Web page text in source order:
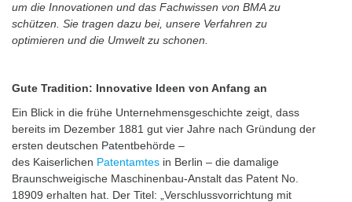
um die Innovationen und das Fachwissen von BMA zu
schützen. Sie tragen dazu bei, unsere Verfahren zu
optimieren und die Umwelt zu schonen.
Gute Tradition: Innovative Ideen von Anfang an
Ein Blick in die frühe Unternehmensgeschichte zeigt, dass
bereits im Dezember 1881 gut vier Jahre nach Gründung der
ersten deutschen Patentbehörde –
des Kaiserlichen Patentamtes in Berlin – die damalige
Braunschweigische Maschinenbau-Anstalt das Patent No.
18909 erhalten hat. Der Titel: „Verschlussvorrichtung mit